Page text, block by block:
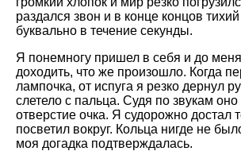
раздался звон и в конце концов
буквально в течение секунды.
Я понемногу пришел в себя и до
доходить, что же произошло. Когда
лампочка, от испуга я резко дернул
слетело с пальца. Судя по звукам
отверстие очка. Я судорожно достал
посветил вокруг. Кольца нигде не
моя догадка подтверждалась.